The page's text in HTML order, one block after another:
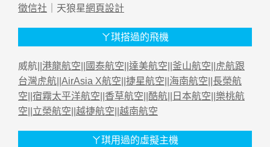
徵信社 ｜天狼星網頁設計
ㄚ琪搭過的飛機
威航|| 港龍航空 國泰航空 達美航空 釜山航空
虎航跟
台灣虎航 AirAsia X航空 捷星航空 海南航空 長榮航
空 宿霧太平洋航空 香草航空 酷航 日本航空 樂桃航
空 立榮航空 越捷航空 越南航空
ㄚ琪用過的虛擬主機